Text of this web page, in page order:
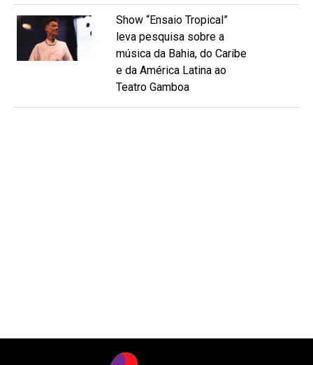
Show “Ensaio Tropical”
leva pesquisa sobre a
música da Bahia, do Caribe
e da América Latina ao
Teatro Gamboa